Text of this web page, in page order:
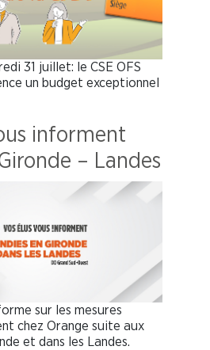
31 juillet: le CSE OFS
un budget exceptionnel
informent
– Landes
sur les mesures
chez Orange suite aux
et dans les Landes.